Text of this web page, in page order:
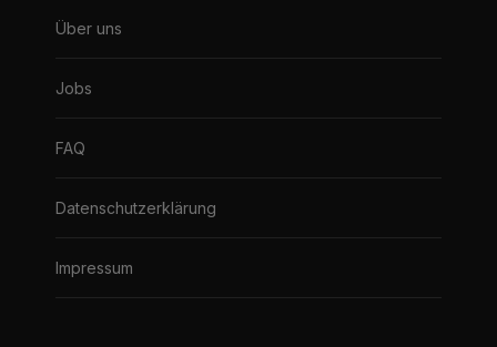
Über uns
Jobs
FAQ
Datenschutzerklärung
Impressum